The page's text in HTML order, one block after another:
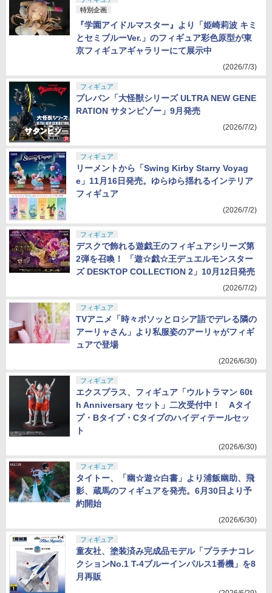
特別企画
『学園アイドルマスター』より「姫崎莉波 キミ
とセミブルーVer.」のフィギュア彩色原型が東
京フィギュアギャラリーにて展示中
(2026/7/3)
フィギュア
プレバン「大怪獣シリーズ ULTRA NEW GENE
RATION サタンビゾー」9月発売
(2026/7/2)
フィギュア
リーメントから「Swing Kirby Starry Voyag
e」11月16日発売。ゆらゆら揺れるインテリア
フィギュア
(2026/7/2)
フィギュア
デスクで飾れる遊戯王のフィギュアシリーズ第
2弾を召喚！ 「遊☆戯☆王デュエルモンスター
ズ DESKTOP COLLECTION 2」10月12日発売
(2026/7/2)
フィギュア
TVアニメ「時々ボソッとロシア語でデレる隣の
アーリャさん」より私服姿のアーリャがフィギ
ュアで登場
(2026/6/30)
フィギュア
エクスプラス、フィギュア「ウルトラマン 60t
h Anniversary セット」二次受付中！ Aタイ
プ・Bタイプ・Cタイプのハイディテールセッ
ト
(2026/6/30)
フィギュア
タイトー、「幽☆遊☆白書」より浦飯幽助、飛
影、蔵馬のフィギュアを発売。6月30日より予
約開始
(2026/6/30)
フィギュア
童友社、塗装済み完成品モデル「プラチナコレ
クションNo.1 T-4ブルーインパルス1番機」を8
月再販